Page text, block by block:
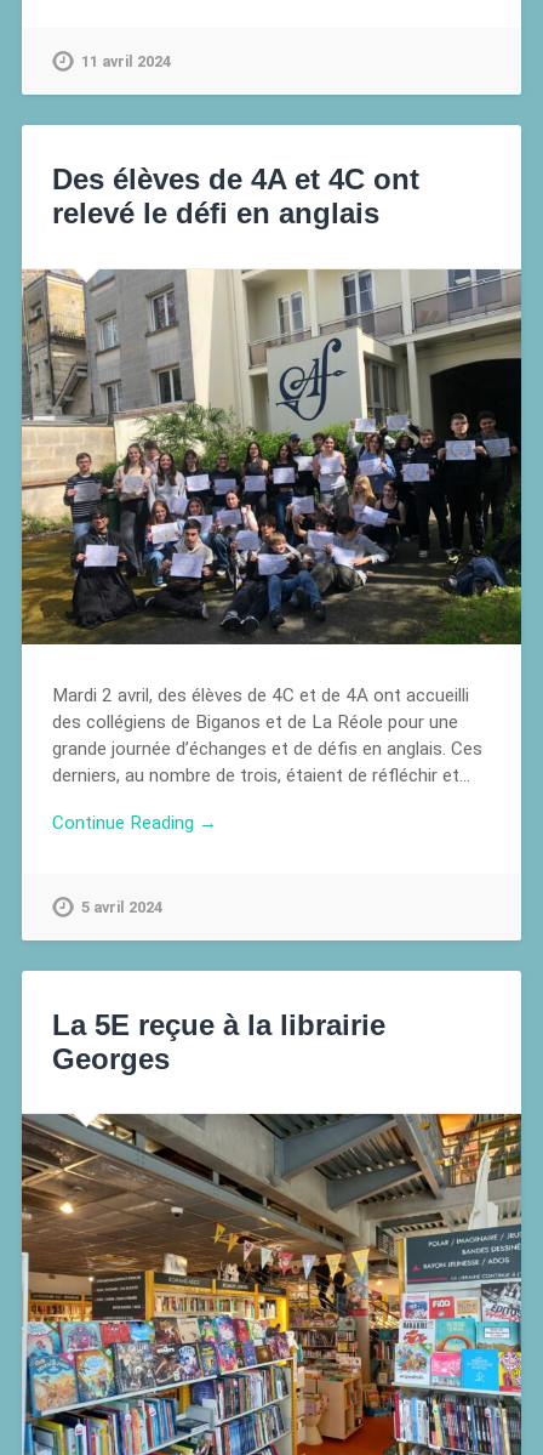
11 avril 2024
Des élèves de 4A et 4C ont
relevé le défi en anglais
Mardi 2 avril, des élèves de 4C et de 4A ont accueilli
des collégiens de Biganos et de La Réole pour une
grande journée d’échanges et de défis en anglais. Ces
derniers, au nombre de trois, étaient de réfléchir et…
Continue Reading →
5 avril 2024
La 5E reçue à la librairie
Georges